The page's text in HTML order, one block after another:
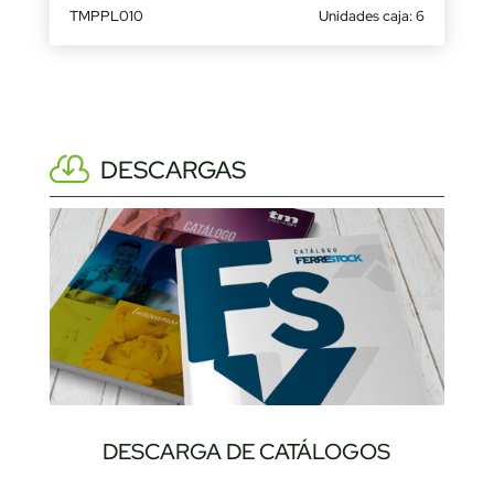
TMPPL010 Unidades caja: 6
DESCARGAS
DESCARGA DE CATÁLOGOS